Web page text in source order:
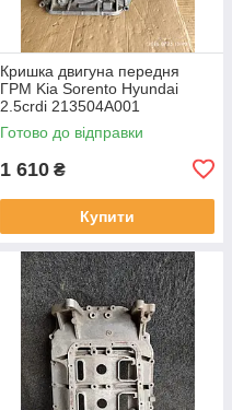
Кришка двигуна передня
ГРМ Kia Sorento Hyundai
2.5crdi 213504A001
213704A000
Готово до відправки
1 610 ₴
Купити